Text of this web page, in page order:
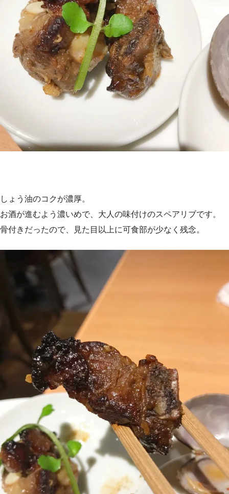
しょう油のコクが濃厚。
お酒が進むよう濃いめで、大人の味付けのスペアリブです。
骨付きだったので、見た目以上に可食部が少なく残念。